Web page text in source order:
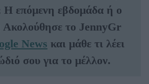
Η επόμενη εβδομάδα ή ο
Ακολούθησε το JennyGr
News και μάθε τι λέει
σου για το μέλλον.